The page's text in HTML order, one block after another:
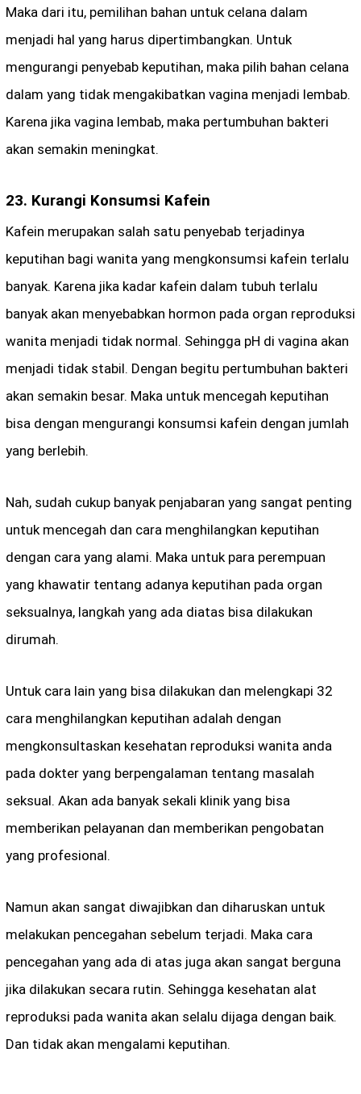
Maka dari itu, pemilihan bahan untuk celana dalam
menjadi hal yang harus dipertimbangkan. Untuk
mengurangi penyebab keputihan, maka pilih bahan celana
dalam yang tidak mengakibatkan vagina menjadi lembab.
Karena jika vagina lembab, maka pertumbuhan bakteri
akan semakin meningkat.
23. Kurangi Konsumsi Kafein
Kafein merupakan salah satu penyebab terjadinya
keputihan bagi wanita yang mengkonsumsi kafein terlalu
banyak. Karena jika kadar kafein dalam tubuh terlalu
banyak akan menyebabkan hormon pada organ reproduksi
wanita menjadi tidak normal. Sehingga pH di vagina akan
menjadi tidak stabil. Dengan begitu pertumbuhan bakteri
akan semakin besar. Maka untuk mencegah keputihan
bisa dengan mengurangi konsumsi kafein dengan jumlah
yang berlebih.
Nah, sudah cukup banyak penjabaran yang sangat penting
untuk mencegah dan cara menghilangkan keputihan
dengan cara yang alami. Maka untuk para perempuan
yang khawatir tentang adanya keputihan pada organ
seksualnya, langkah yang ada diatas bisa dilakukan
dirumah.
Untuk cara lain yang bisa dilakukan dan melengkapi 32
cara menghilangkan keputihan adalah dengan
mengkonsultaskan kesehatan reproduksi wanita anda
pada dokter yang berpengalaman tentang masalah
seksual. Akan ada banyak sekali klinik yang bisa
memberikan pelayanan dan memberikan pengobatan
yang profesional.
Namun akan sangat diwajibkan dan diharuskan untuk
melakukan pencegahan sebelum terjadi. Maka cara
pencegahan yang ada di atas juga akan sangat berguna
jika dilakukan secara rutin. Sehingga kesehatan alat
reproduksi pada wanita akan selalu dijaga dengan baik.
Dan tidak akan mengalami keputihan.